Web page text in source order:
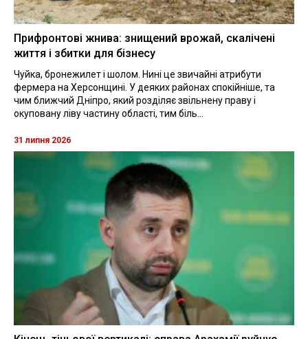
Прифронтові жнива: знищений врожай, скалічені
життя і збитки для бізнесу
Чуйка, бронежилет і шолом. Нині це звичайні атрибути
фермера на Херсонщині. У деяких районах спокійніше, та
чим ближчий Дніпро, який розділяє звільнену праву і
окуповану ліву частину області, тим біль...
31 липня 2026